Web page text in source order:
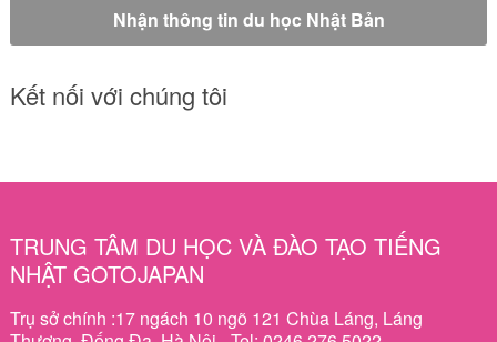
Kết nối với chúng tôi
TRUNG TÂM DU HỌC VÀ ĐÀO TẠO TIẾNG
NHẬT GOTOJAPAN
Trụ sở chính :17 ngách 10 ngõ 121 Chùa Láng, Láng